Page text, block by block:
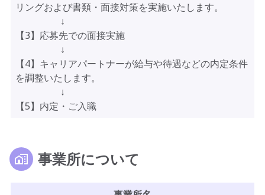
リングおよび書類・面接対策を実施いたします。
↓
【3】応募先での面接実施
↓
【4】キャリアパートナーが給与や待遇などの内定条件
を調整いたします。
↓
【5】内定・ご入職
事業所について